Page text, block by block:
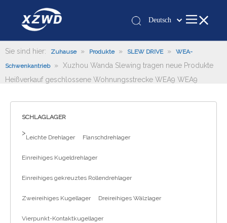
Deutsch
românesc
Türk dili
Tiếng Việt
العربية
Sie sind hier: Zuhause » Produkte » SLEW DRIVE »
WEA-
Schwenkantrieb
» Xuzhou Wanda Slewing tragen neue Produkte
Heißverkauf geschlossene Wohnungsstrecke WEA9 WEA9
SCHLAGLAGER
>
Leichte Drehlager Flanschdrehlager
Einreihiges Kugeldrehlager
Einreihiges gekreuztes Rollendrehlager
Zweireihiges Kugellager Dreireihiges Wälzlager
Vierpunkt-Kontaktkugellager